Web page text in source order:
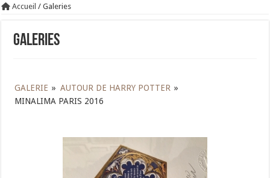
Accueil / Galeries
Galeries
GALERIE » AUTOUR DE HARRY POTTER »
MINALIMA PARIS 2016